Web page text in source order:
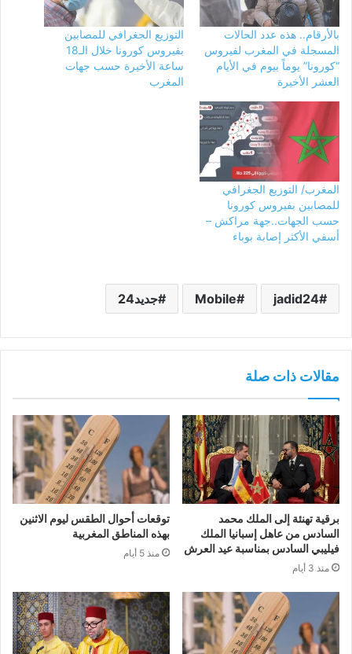
بالأرقام.. هذه عدد الحالات
المسجلة في المغرب لفيروس
“كورونا” يوماً بيوم في الأيام
العشر الأخيرة
التوزيع الجغرافي للمصابين
بفيروس كورونا خلال الـ18
ساعة الأخيرة حسب جهات
المغرب
المغرب/ التوزيع الجغرافي
للمصابين بفيروس كورونا
حسب الجهات..جهة مراكش –
أسفي الأكثر إصابة بوباء
jadid24
Mobile جديد24
مقالات ذات صلة
برقية تهنئة إلى الملك محمد
السادس من عاهل إسبانيا الملك
فيليبي السادس بمناسبة عيد العرش
منذ 3 أيام
توقعات أحوال الطقس ليوم الاثنين
بهذه المناطق المغربية
منذ 5 أيام